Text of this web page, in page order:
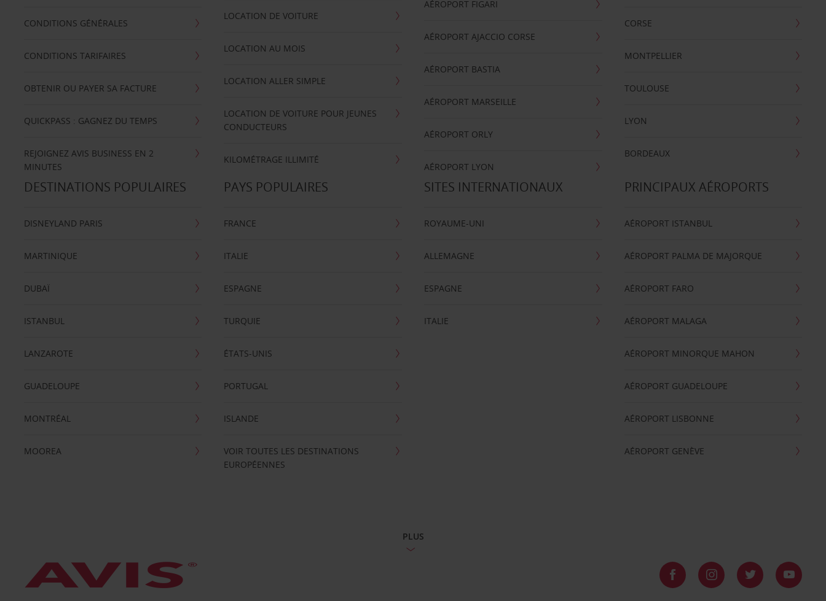
CONDITIONS GÉNÉRALES
CONDITIONS TARIFAIRES
OBTENIR OU PAYER SA FACTURE
QUICKPASS : GAGNEZ DU TEMPS
REJOIGNEZ AVIS BUSINESS EN 2
MINUTES
LOCATION DE VOITURE
LOCATION AU MOIS
LOCATION ALLER SIMPLE
LOCATION DE VOITURE POUR JEUNES
CONDUCTEURS
KILOMÉTRAGE ILLIMITÉ
AÉROPORT FIGARI
AÉROPORT AJACCIO CORSE
AÉROPORT BASTIA
AÉROPORT MARSEILLE
AÉROPORT ORLY
AÉROPORT LYON
CORSE
MONTPELLIER
TOULOUSE
LYON
BORDEAUX
DESTINATIONS POPULAIRES
DISNEYLAND PARIS
MARTINIQUE
DUBAÏ
ISTANBUL
LANZAROTE
GUADELOUPE
MONTRÉAL
MOOREA
PAYS POPULAIRES
FRANCE
ITALIE
ESPAGNE
TURQUIE
ÉTATS-UNIS
PORTUGAL
ISLANDE
VOIR TOUTES LES DESTINATIONS
EUROPÉENNES
SITES INTERNATIONAUX
ROYAUME-UNI
ALLEMAGNE
ESPAGNE
ITALIE
PRINCIPAUX AÉROPORTS
AÉROPORT ISTANBUL
AÉROPORT PALMA DE MAJORQUE
AÉROPORT FARO
AÉROPORT MALAGA
AÉROPORT MINORQUE MAHON
AÉROPORT GUADELOUPE
AÉROPORT LISBONNE
AÉROPORT GENÈVE
PLUS